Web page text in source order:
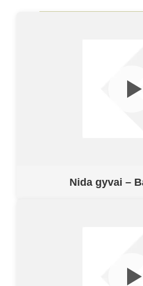
Nida gyvai –